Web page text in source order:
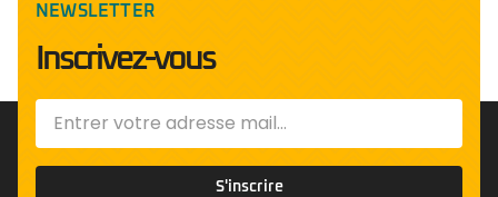
NEWSLETTER
Inscrivez-vous
S'inscrire